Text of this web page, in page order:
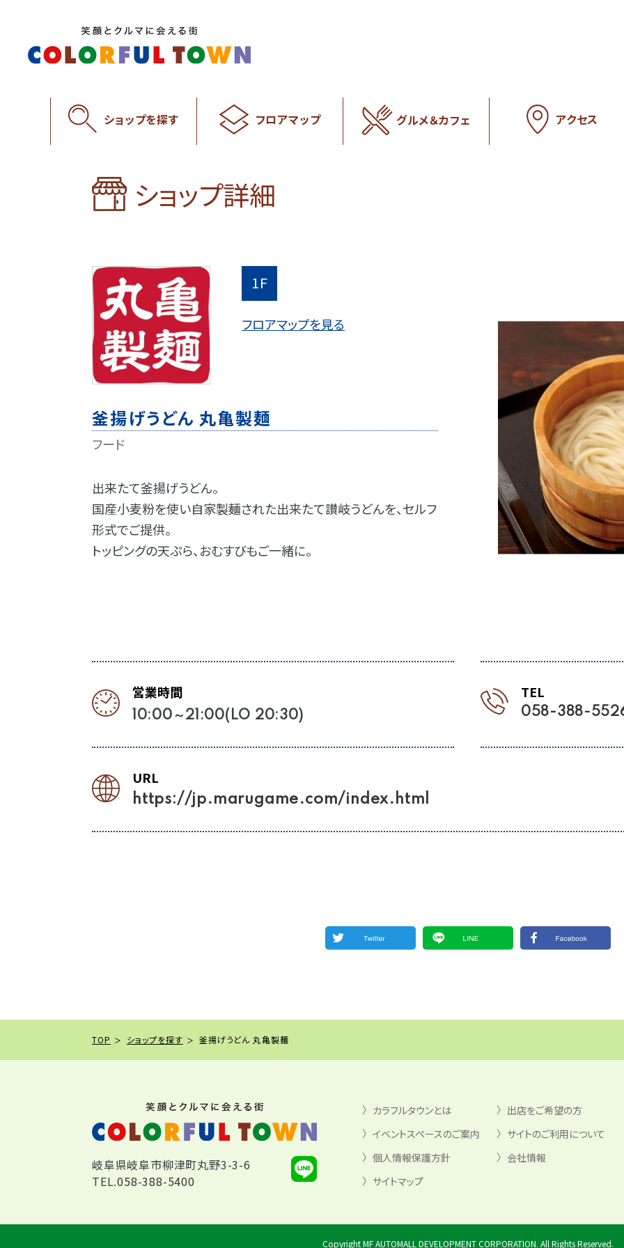
ショップを探す フロアマップ グルメ＆カフェ アクセス
ショップ詳細
1F
フロアマップを見る
釜揚げうどん 丸亀製麺
フード
出来たて釜揚げうどん。
国産小麦粉を使い自家製麺された出来たて讃岐うどんを、セルフ
形式でご提供。
トッピングの天ぷら、おむすびもご一緒に。
営業時間
10:00～21:00(LO 20:30)
TEL
058-388-
URL
https://jp.marugame.com/index.html
TOP ショップを探す 釜揚げうどん 丸亀製麺
岐阜県岐阜市柳津町丸野3-3-6
TEL.058-388-5400
カラフルタウンとは
出店をご希望の方
イベントスペースのご案内
サイトのご利用について
個人情報保護方針
会社情報
サイトマップ
Copyright MF AUTOMALL DEVELOPMENT CORPORATION. All Rights Reserved.